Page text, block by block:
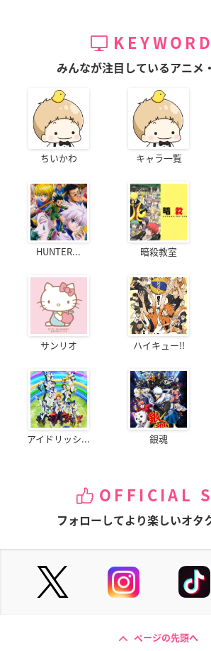
みんなが注目しているアニメ
ちいかわ キャラ一覧
HUNTER... 暗殺教室
サンリオ ハイキュー!!
アイドリッシ... 銀魂
OFFICIAL
フォローしてより楽しいオタ
ページの先頭へ